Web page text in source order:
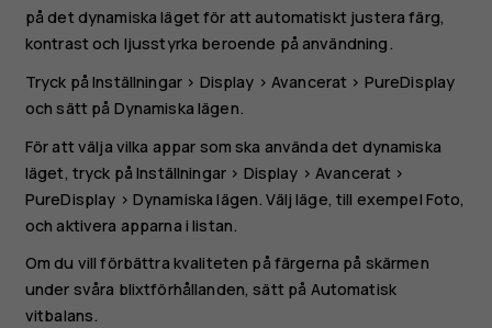
på det dynamiska läget för att automatiskt justera färg,
kontrast och ljusstyrka beroende på användning.
Tryck påInställningar > Display > Avancerat > PureDisplay
och sätt på Dynamiska lägen.
För att välja vilka appar som ska använda det dynamiska
läget, tryck påInställningar > Display > Avancerat >
PureDisplay > Dynamiska lägen. Välj läge, till exempel Foto,
och aktivera apparna i listan.
Om du vill förbättra kvaliteten på färgerna på skärmen
under svåra blixtförhållanden, sätt på Automatisk
vitbalans.